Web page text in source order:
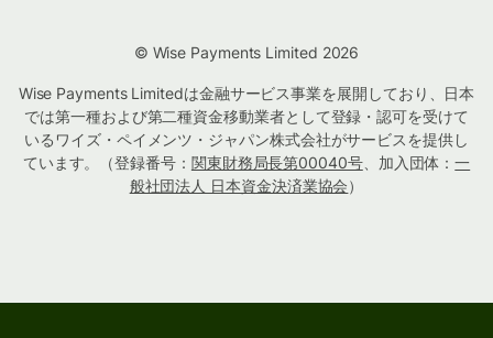
© Wise Payments Limited 2026
Wise Payments Limitedは金融サービス事業を展開しており、日本
では第一種および第二種資金移動業者として登録・認可を受けて
いるワイズ・ペイメンツ・ジャパン株式会社がサービスを提供し
ています。（登録番号： 関東財務局長第00040号、加入団体：一
般社団法人 日本資金決済業協会）